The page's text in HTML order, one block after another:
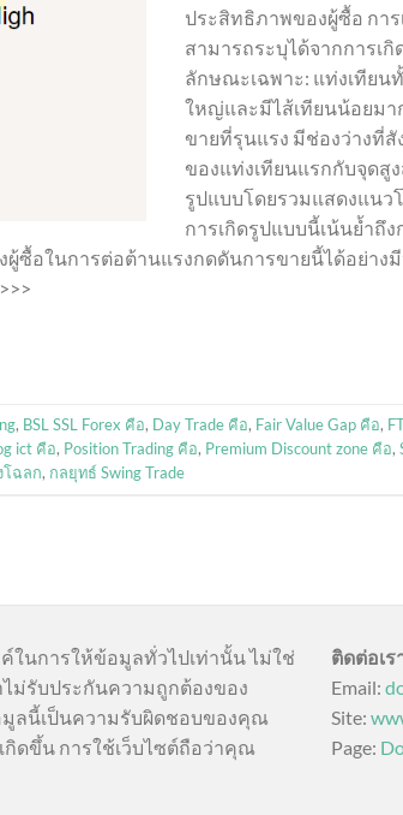
ประสิทธิภาพของผู้ซื้อ การ
สามารถระบุได้จากการเ
ลักษณะเฉพาะ: แท่งเทียน
ใหญ่และมีไส้เทียนน้อยมา
ขายที่รุนแรง มีช่องว่างที่สั
ของแท่งเทียนแรกกับจุดสู
รูปแบบโดยรวมแสดงแนว
การเกิดรูปแบบนี้เน้นย้ำถึ
ซื้อในการต่อต้านแรงกดดันการขายนี้ได้อย่าง
, BSL SSL Forex คือ, Day Trade คือ, Fair Value Gap คือ,
ict คือ, Position Trading คือ, Premium Discount zone คือ,
โฉลก, กลยุทธ์ Swing Trade
ในการให้ข้อมูลทั่วไปเท่านั้น ไม่ใช่
ม่รับประกันความถูกต้องของ
มูลนี้เป็นความรับผิดชอบของคุณ
กิดขึ้น การใช้เว็บไซต์ถือว่าคุณ
ติดต่อเร
Email:
Site:
Page: